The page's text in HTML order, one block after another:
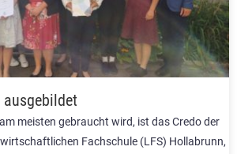
meisten gebraucht wird, ist das Credo der
Fachschule (LFS) Hollabrunn,